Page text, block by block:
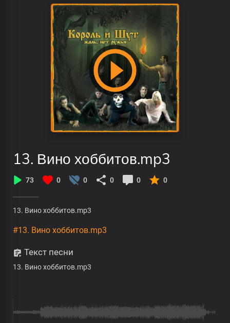
13. Вино хоббитов.mp3
73 0 0 0 0 0
13. Вино хоббитов.mp3
#13. Вино хоббитов.mp3
Текст песни
13. Вино хоббитов.mp3